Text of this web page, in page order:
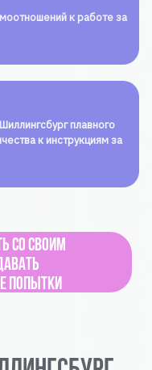
к работе за
плавного
к инструкциям за
со своим
попытки